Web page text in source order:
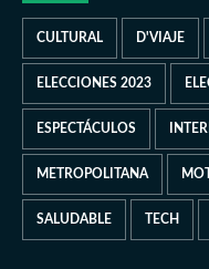
CULTURAL D'VIAJE
ELECCIONES 2023
ESPECTÁCULOS
METROPOLITANA
SALUDABLE TECH